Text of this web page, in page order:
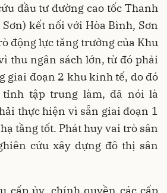
đầu tư đường cao tốc Thanh
kết nối với Hòa Bình, Sơn
động lực tăng trưởng của Khu
thu ngân sách lớn, từ đó phải
giai đoạn 2 khu kinh tế, do đó
tỉnh tập trung làm, đã nói là
thực hiện vì sẵn giai đoạn 1
tầng tốt. Phát huy vai trò sân
cứu xây dựng đô thị sân
cấp ủy, chính quyền các cấp